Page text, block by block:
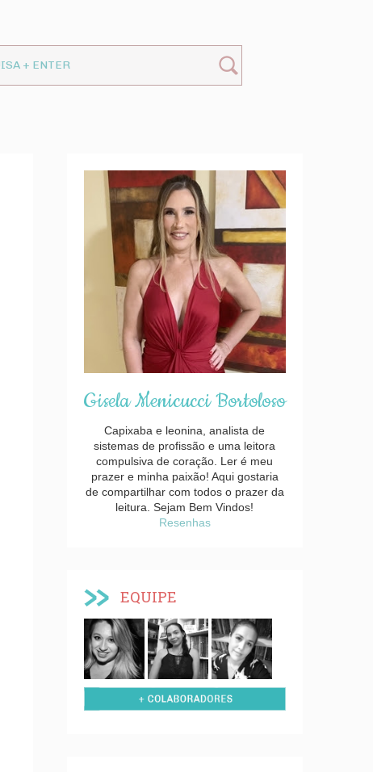
Gisela Menicucci Bortoloso
Capixaba e leonina, analista de
sistemas de profissão e uma leitora
compulsiva de coração. Ler é meu
prazer e minha paixão! Aqui gostaria
de compartilhar com todos o prazer da
leitura. Sejam Bem Vindos!
Resenhas
EQUIPE